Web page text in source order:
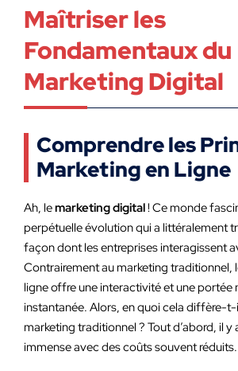
Maîtriser les
Fondamentaux du
Marketing Digital
Comprendre les
Marketing en Ligne
Ah, lemarketing digital! Ce monde
perpétuelle évolution qui a littéralement
façon dont les entreprises interagissent
Contrairement au marketing traditionnel,
ligne offre une interactivité et une portée
instantanée. Alors, en quoi cela diffère-
marketing traditionnel ? Tout d’abord, il y
immense avec des coûts souvent réduits.